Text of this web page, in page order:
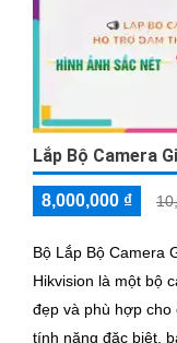
Lắp Bộ Camera
8,000,000 ₫
Bộ Lắp Bộ Camera
Hikvision là một bộ
đẹp và phù hợp cho công trình
tính năng đặc biệt,